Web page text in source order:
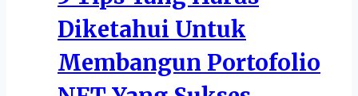
Tapcash
Melalui
Tokopedia
Diketahui Untuk
Membangun Portofolio